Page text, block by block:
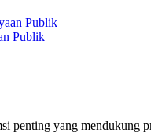
Publik
penting yang mendukung